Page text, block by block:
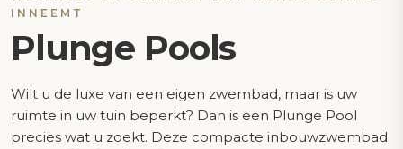
INNEEMT
Plunge Pools
Wilt u de luxe van een eigen zwembad, maar is uw
ruimte in uw tuin beperkt? Dan is een Plunge Pool
precies wat u zoekt. Deze compacte inbouwzwembad